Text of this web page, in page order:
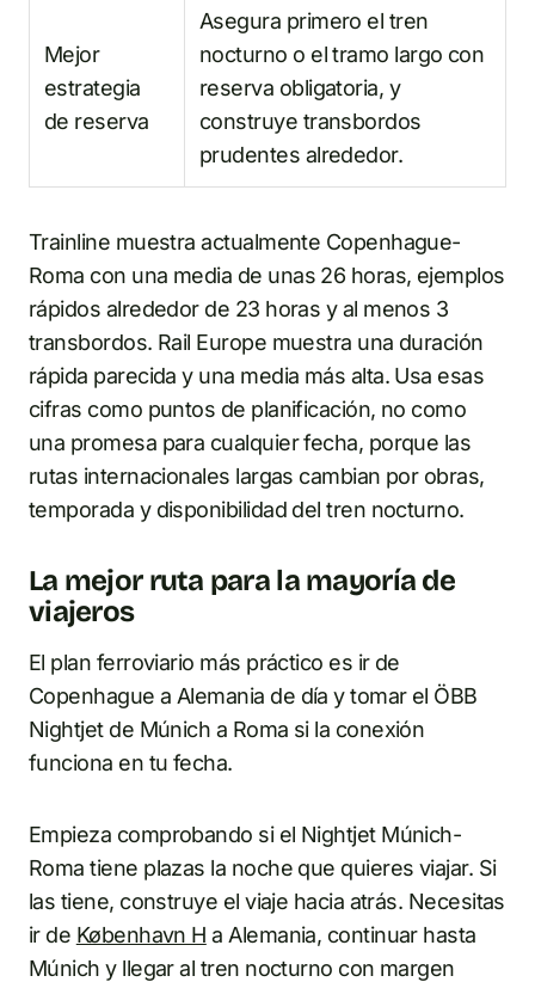
Mejor
estrategia
de reserva
Asegura primero el tren
nocturno o el tramo largo con
reserva obligatoria, y
construye transbordos
prudentes alrededor.
Trainline muestra actualmente Copenhague-
Roma con una media de unas 26 horas, ejemplos
rápidos alrededor de 23 horas y al menos 3
transbordos. Rail Europe muestra una duración
rápida parecida y una media más alta. Usa esas
cifras como puntos de planificación, no como
una promesa para cualquier fecha, porque las
rutas internacionales largas cambian por obras,
temporada y disponibilidad del tren nocturno.
La mejor ruta para la mayoría de
viajeros
El plan ferroviario más práctico es ir de
Copenhague a Alemania de día y tomar el ÖBB
Nightjet de Múnich a Roma si la conexión
funciona en tu fecha.
Empieza comprobando si el Nightjet Múnich-
Roma tiene plazas la noche que quieres viajar. Si
las tiene, construye el viaje hacia atrás. Necesitas
ir de København H a Alemania, continuar hasta
Múnich y llegar al tren nocturno con margen